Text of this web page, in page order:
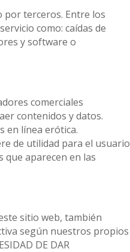
terceros. Entre los
como: caídas de
y software o
comerciales
contenidos y datos.
en línea erótica.
de utilidad para el usuario
aparecen en las
sitio web, también
según nuestros propios
DE DAR